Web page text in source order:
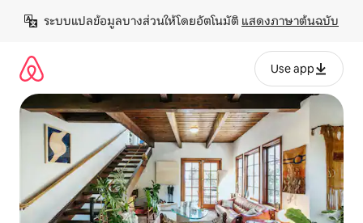
เนื้อหา
ระบบแปลข้อมูลบางส่วนให้โดยอัตโนมัติ แสดงภาษาต้นฉบับ
Use app